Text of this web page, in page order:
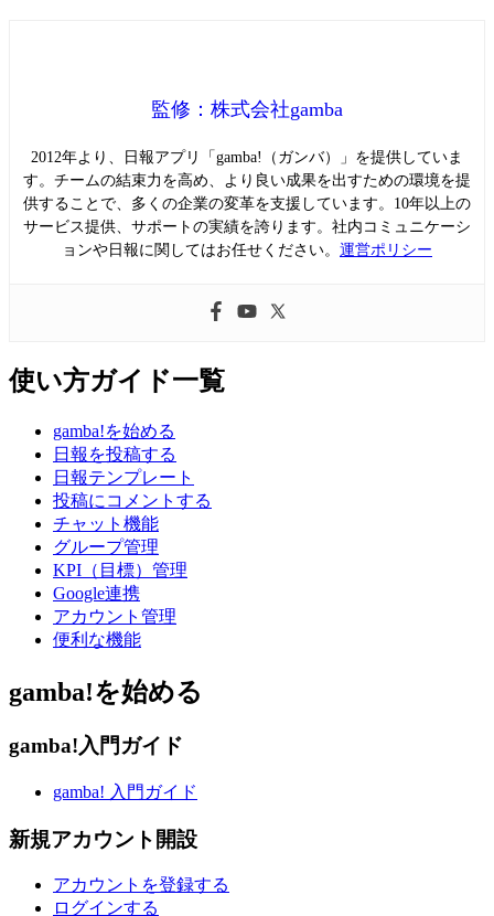
監修：株式会社gamba
2012年より、日報アプリ「gamba!（ガンバ）」を提供していま
す。チームの結束力を高め、より良い成果を出すための環境を提
供することで、多くの企業の変革を支援しています。10年以上の
サービス提供、サポートの実績を誇ります。社内コミュニケーシ
ョンや日報に関してはお任せください。 運営ポリシー
使い方ガイド一覧
gamba!を始める
日報を投稿する
日報テンプレート
投稿にコメントする
チャット機能
グループ管理
KPI（目標）管理
Google連携
アカウント管理
便利な機能
gamba!を始める
gamba!入門ガイド
gamba! 入門ガイド
新規アカウント開設
アカウントを登録する
ログインする